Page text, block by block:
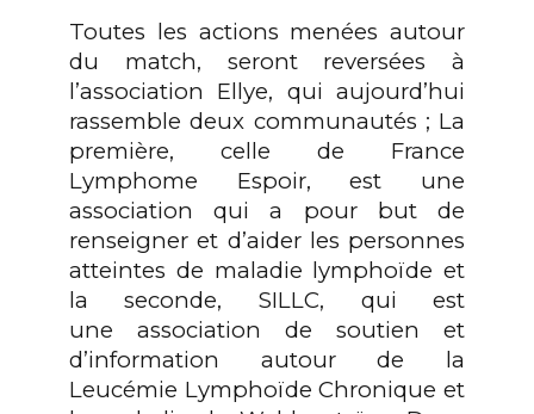
Toutes les actions menées autour
du match, seront reversées à
l’association Ellye, qui aujourd’hui
rassemble deux communautés ; La
première, celle de France
Lymphome Espoir, est une
association qui a pour but de
renseigner et d’aider les personnes
atteintes de maladie lymphoïde et
la seconde, SILLC, qui est
une association de soutien et
d’information autour de la
Leucémie Lymphoïde Chronique et